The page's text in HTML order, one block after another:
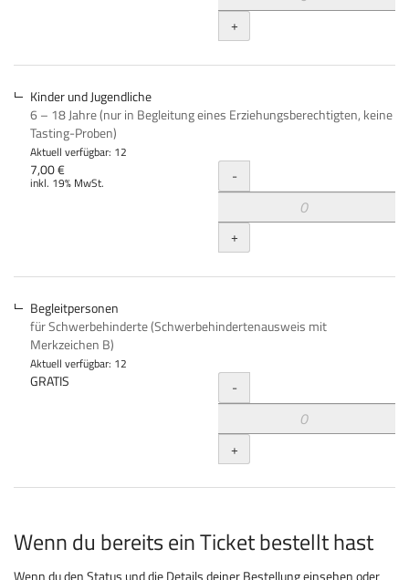
+
Kinder und Jugendliche
6 – 18 Jahre (nur in Begleitung eines Erziehungsberechtigten, keine
Tasting-Proben)
Aktuell verfügbar: 12
7,00 €
inkl. 19% MwSt. Menge
-
+
Begleitpersonen
für Schwerbehinderte (Schwerbehindertenausweis mit
Merkzeichen B)
Aktuell verfügbar: 12
GRATIS Menge
-
+
Wenn du bereits ein Ticket bestellt hast